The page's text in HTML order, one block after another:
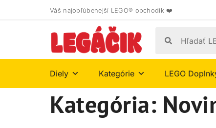
Váš najobľúbenejší LEGO® obchodík ❤️
Diely Kategórie LEGO
Kategória: